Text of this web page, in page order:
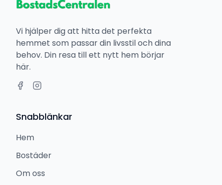
Vi hjälper dig att hitta det perfekta
hemmet som passar din livsstil och dina
behov. Din resa till ett nytt hem börjar
här.
Snabblänkar
Hem
Bostäder
Om oss